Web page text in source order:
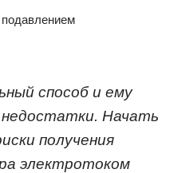
способ и ему
Начать
получения
электротоком